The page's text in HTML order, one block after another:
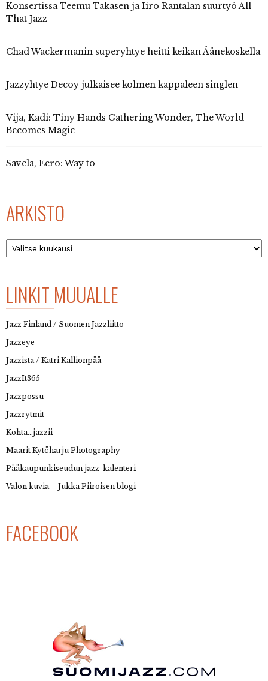
Konsertissa Teemu Takasen ja Iiro Rantalan suurtyö All
That Jazz
Chad Wackermanin superyhtye heitti keikan Äänekoskella
Jazzyhtye Decoy julkaisee kolmen kappaleen singlen
Vija, Kadi: Tiny Hands Gathering Wonder, The World
Becomes Magic
Savela, Eero: Way to
ARKISTO
Arkisto
LINKIT MUUALLE
Jazz Finland / Suomen Jazzliitto
Jazzeye
Jazzista / Katri Kallionpää
JazzIt365
Jazzpossu
Jazzrytmit
Kohta…jazzii
Maarit Kytöharju Photography
Pääkaupunkiseudun jazz-kalenteri
Valon kuvia – Jukka Piiroisen blogi
FACEBOOK